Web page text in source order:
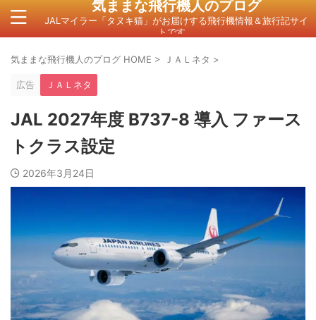
気ままな飛行機人のプログ
JALマイラー「タヌキ猫」がお届けする飛行機情報＆旅行記サイ
トです。
気ままな飛行機人のプログ HOME > ＪＡＬネタ >
広告 ＪＡＬネタ
JAL 2027年度 B737-8 導入 ファース
トクラス設定
2026年3月24日